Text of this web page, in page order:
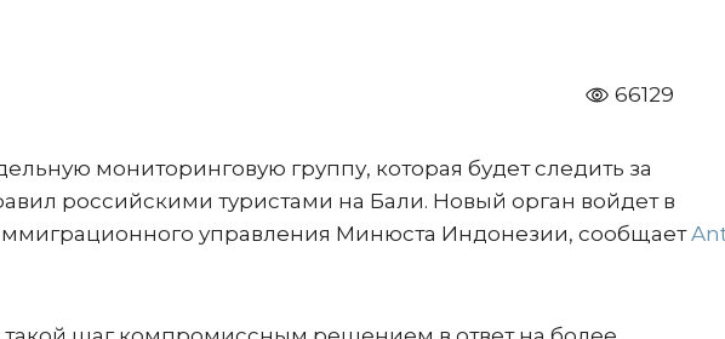
66129
мониторинговую группу, которая будет следить за
российскими туристами на Бали. Новый орган войдет в
управления Минюста Индонезии, сообщает